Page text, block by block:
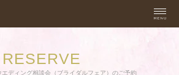
RESERVE
ディング相談会（ブライダルフェア）のご予約